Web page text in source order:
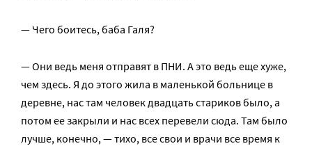
— Чего боитесь, баба Галя?
— Они ведь меня отправят в ПНИ. А это ведь еще хуже,
чем здесь. Я до этого жила в маленькой больнице в
деревне, нас там человек двадцать стариков было, а
потом ее закрыли и нас всех перевели сюда. Там было
лучше, конечно, — тихо, все свои и врачи все время к